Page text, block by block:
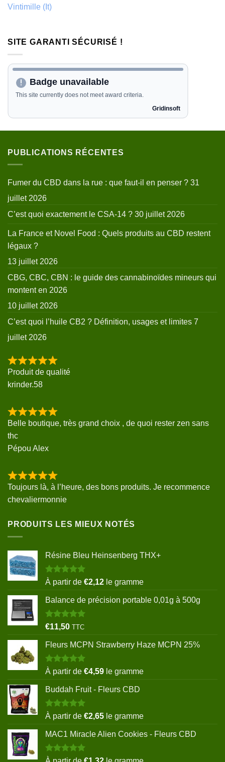
Vintimille (It)
SITE GARANTI SÉCURISÉ !
PUBLICATIONS RÉCENTES
Fumer du CBD dans la rue : que faut-il en penser ? 31
juillet 2026
C’est quoi exactement le CSA-14 ? 30 juillet 2026
La France et Novel Food : Quels produits au CBD restent
légaux ?
13 juillet 2026
CBG, CBC, CBN : le guide des cannabinoïdes mineurs qui
montent en 2026
10 juillet 2026
C’est quoi l’huile CB2 ? Définition, usages et limites 7
juillet 2026
Produit de qualité
krinder.58
Belle boutique, très grand choix , de quoi rester zen sans
thc
Pépou Alex
Toujours là, à l’heure, des bons produits. Je recommence
chevaliermonnie
PRODUITS LES MIEUX NOTÉS
Résine Bleu Heinsenberg THX+
Note5.00
sur 5
À partir de €2,12 le gramme
Balance de précision portable 0,01g à 500g
Note5.00
€11,50 TTC
Fleurs MCPN Strawberry Haze MCPN 25%
Note5.00
sur 5
À partir de €4,59 le gramme
Buddah Fruit - Fleurs CBD
Note5.00
sur 5
À partir de €2,65 le gramme
MAC1 Miracle Alien Cookies - Fleurs CBD
Note5.00